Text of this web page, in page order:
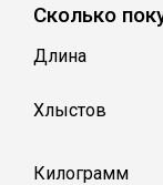
Сколько
Длина
Хлыстов
Килограмм